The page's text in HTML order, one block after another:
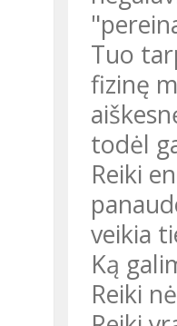
Tuo
fizinę
todėl
Reiki
veikia
Ką
Reiki